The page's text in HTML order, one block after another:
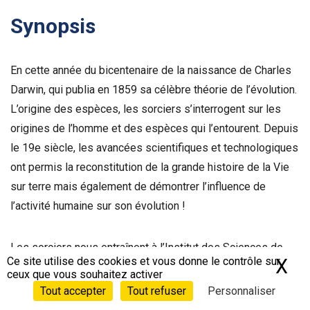
Synopsis
En cette année du bicentenaire de la naissance de Charles
Darwin, qui publia en 1859 sa célèbre théorie de l’évolution.
L’origine des espèces, les sorciers s’interrogent sur les
origines de l’homme et des espèces qui l’entourent. Depuis
le 19e siècle, les avancées scientifiques et technologiques
ont permis la reconstitution de la grande histoire de la Vie
sur terre mais également de démontrer l’influence de
l’activité humaine sur son évolution !
Les sorciers nous entraînent à l’Institut des Sciences de
l’Évolution de Montpellier pour nous expliquer ce qui
manquait à Darwin quand il a écrit sa théorie. Fred nous
décrit comment les scientifiques reconstituent les liens de
Ce site utilise des cookies et vous donne le contrôle sur
ceux que vous souhaitez activer
Tout accepter
Tout refuser Personnaliser
X